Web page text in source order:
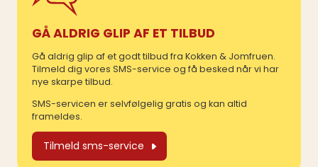
GÅ ALDRIG GLIP AF ET TILBUD
Gå aldrig glip af et godt tilbud fra Kokken & Jomfruen.
Tilmeld dig vores SMS-service og få besked når vi har
nye skarpe tilbud.
SMS-servicen er selvfølgelig gratis og kan altid
frameldes.
Tilmeld sms-service